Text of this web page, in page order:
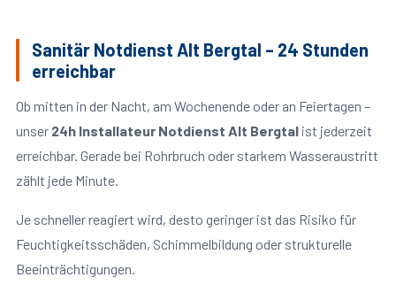
Sanitär Notdienst Alt Bergtal – 24 Stunden
erreichbar
Ob mitten in der Nacht, am Wochenende oder an Feiertagen –
unser 24h Installateur Notdienst Alt Bergtalist jederzeit
erreichbar. Gerade bei Rohrbruch oder starkem Wasseraustritt
zählt jede Minute.
Je schneller reagiert wird, desto geringer ist das Risiko für
Feuchtigkeitsschäden, Schimmelbildung oder strukturelle
Beeinträchtigungen.